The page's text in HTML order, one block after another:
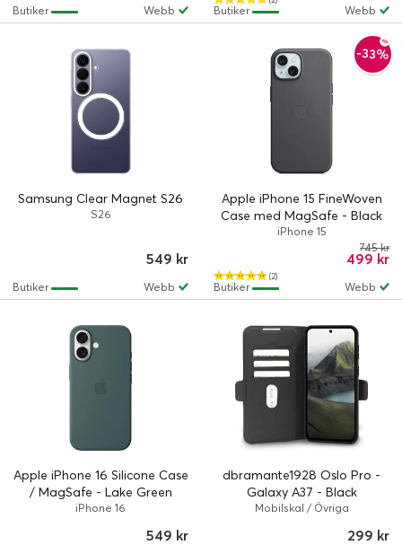
Webb
Butiker Webb
Butiker
Samsung Clear Magnet S26
S26
549 kr
Webb
Butiker
-33%
Apple iPhone 15 FineWoven
Case med MagSafe - Black
iPhone 15
(2)
499 kr
745 kr
Webb
Butiker
Apple iPhone 16 Silicone Case
/ MagSafe - Lake Green
iPhone 16
549 kr
dbramante1928 Oslo Pro -
Galaxy A37 - Black
Mobilskal / Övriga
299 kr